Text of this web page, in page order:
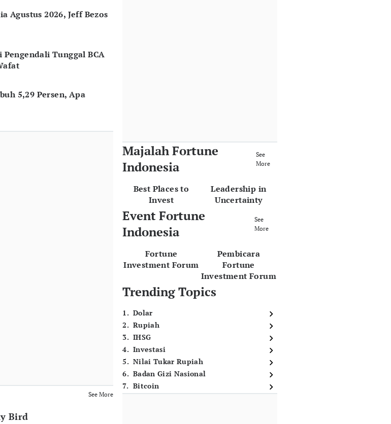
Agustus 2026, Jeff Bezos
Tunggal BCA
5,29 Persen, Apa
See More
Bird
Majalah Fortune
Indonesia
See
More
Best Places to
Invest
Leadership in
Uncertainty
Event Fortune
Indonesia
See
More
Fortune
Investment Forum
Pembicara
Fortune
Investment Forum
Trending Topics
1. Dolar
2. Rupiah
3. IHSG
4. Investasi
5. Nilai Tukar Rupiah
6. Badan Gizi Nasional
7. Bitcoin